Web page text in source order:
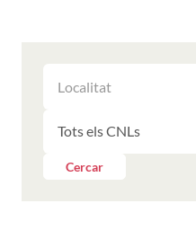
ELS
RESULTATS
LES
PER
LES
Cercar